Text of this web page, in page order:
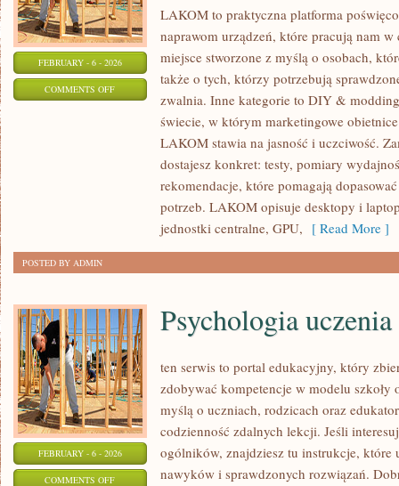
FEBRUARY - 6 - 2026
COMMENTS OFFON
LAKOM to praktyczna platforma
naprawom urządzeń, które pracują nam
miejsce stworzone z myślą o osobach,
także o tych, którzy potrzebują
zwalnia. Inne kategorie to DIY &
świecie, w którym marketingowe
LAKOM stawia na jasność i uczciwość.
dostajesz konkret: testy, pomiary
rekomendacje, które pomagają
potrzeb. LAKOM opisuje desktopy i
jednostki centralne, GPU, [ Read More ]
POSTED BY ADMIN
FEBRUARY - 6 - 2026
COMMENTS OFFON
Psychologia uczenia
ten serwis to portal edukacyjny, który
zdobywać kompetencje w modelu szkoły
myślą o uczniach, rodzicach oraz
codzienność zdalnych lekcji. Jeśli
ogólników, znajdziesz tu instrukcje, które
nawyków i sprawdzonych rozwiązań.